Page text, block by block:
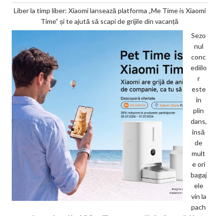
Liber la timp liber: Xiaomi lansează platforma „Me Time is Xiaomi
Time” și te ajută să scapi de grijile din vacanță
Sezo
nul
conc
ediilo
r
este
în
plin
dans,
însă
de
mult
e ori
bagaj
ele
vin la
pach